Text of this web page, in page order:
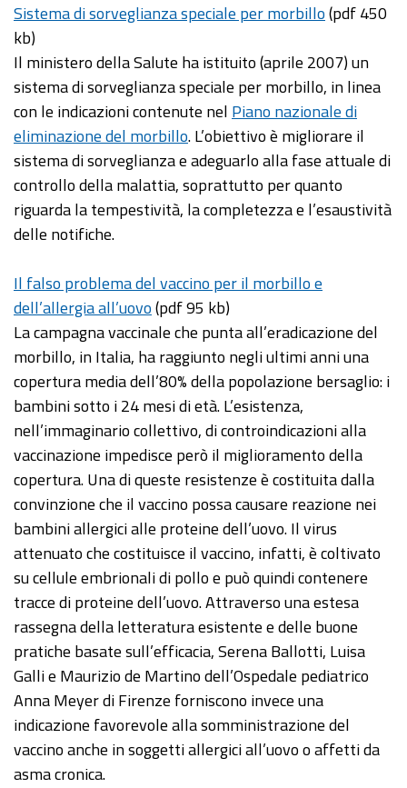
Sistema di sorveglianza speciale per morbillo(pdf 450
kb)
Il ministero della Salute ha istituito (aprile 2007) un
sistema di sorveglianza speciale per morbillo, in linea
con le indicazioni contenute nel Piano nazionale di
eliminazione del morbillo. L’obiettivo è migliorare il
sistema di sorveglianza e adeguarlo alla fase attuale di
controllo della malattia, soprattutto per quanto
riguarda la tempestività, la completezza e l’esaustività
delle notifiche.
Il falso problema del vaccino per il morbillo e
dell’allergia all’uovo(pdf 95 kb)
La campagna vaccinale che punta all’eradicazione del
morbillo, in Italia, ha raggiunto negli ultimi anni una
copertura media dell’80% della popolazione bersaglio: i
bambini sotto i 24 mesi di età. L’esistenza,
nell’immaginario collettivo, di controindicazioni alla
vaccinazione impedisce però il miglioramento della
copertura. Una di queste resistenze è costituita dalla
convinzione che il vaccino possa causare reazione nei
bambini allergici alle proteine dell’uovo. Il virus
attenuato che costituisce il vaccino, infatti, è coltivato
su cellule embrionali di pollo e può quindi contenere
tracce di proteine dell’uovo. Attraverso una estesa
rassegna della letteratura esistente e delle buone
pratiche basate sull’efficacia, Serena Ballotti, Luisa
Galli e Maurizio de Martino dell’Ospedale pediatrico
Anna Meyer di Firenze forniscono invece una
indicazione favorevole alla somministrazione del
vaccino anche in soggetti allergici all’uovo o affetti da
asma cronica.